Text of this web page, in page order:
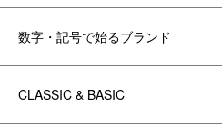
数字・記号で始るブランド
CLASSIC & BASIC